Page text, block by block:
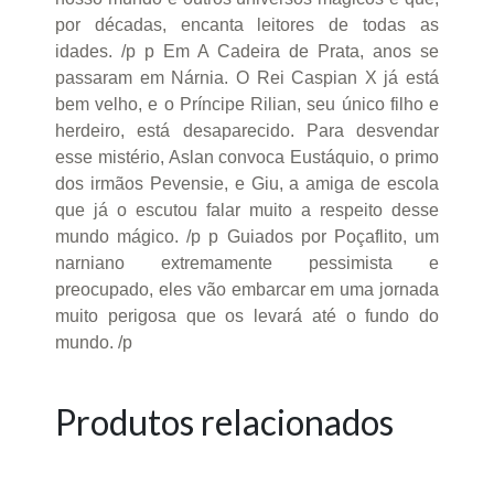
por décadas, encanta leitores de todas as
idades. /p p Em A Cadeira de Prata, anos se
passaram em Nárnia. O Rei Caspian X já está
bem velho, e o Príncipe Rilian, seu único filho e
herdeiro, está desaparecido. Para desvendar
esse mistério, Aslan convoca Eustáquio, o primo
dos irmãos Pevensie, e Giu, a amiga de escola
que já o escutou falar muito a respeito desse
mundo mágico. /p p Guiados por Poçaflito, um
narniano extremamente pessimista e
preocupado, eles vão embarcar em uma jornada
muito perigosa que os levará até o fundo do
mundo. /p
Produtos relacionados